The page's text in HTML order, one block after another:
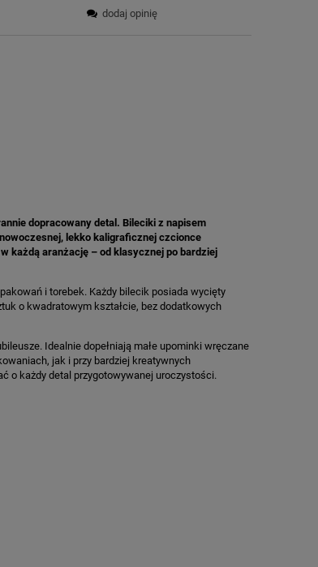
dodaj opinię
dopracowany detal. Bileciki z napisem
lekko kaligraficznej czcionce
każdą aranżację – od klasycznej po bardziej
i torebek. Każdy bilecik posiada wycięty
o kwadratowym kształcie, bez dodatkowych
Idealnie dopełniają małe upominki wręczane
jak i przy bardziej kreatywnych
o każdy detal przygotowywanej uroczystości.